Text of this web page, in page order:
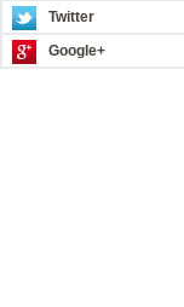
Twitter
Google+